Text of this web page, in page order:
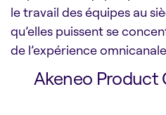
le travail des équipes au
qu’elles puissent se
de l’expérience
Akeneo Product